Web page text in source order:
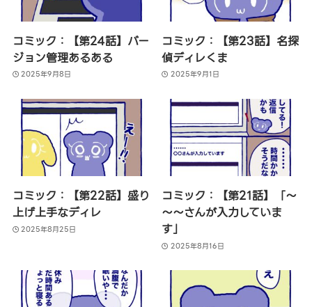
コミック：【第24話】バー
ジョン管理あるある
2025年9月8日
コミック：【第23話】名探
偵ディレくま
2025年9月1日
コミック：【第22話】盛り
上げ上手なディレ
2025年8月25日
コミック：【第21話】「～
～～さんが入力していま
す」
2025年8月16日